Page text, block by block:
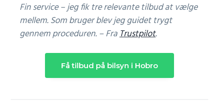
Fin service – jeg fik tre relevante tilbud at vælge
mellem. Som bruger blev jeg guidet trygt
gennem proceduren. – FraTrustpilot.
Få tilbud på bilsyn i Hobro